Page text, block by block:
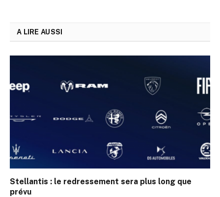
A LIRE AUSSI
Stellantis : le redressement sera plus long que
prévu